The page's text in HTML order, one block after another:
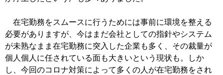
在宅勤務をスムースに行うためには事前に環境を整える
必要がありますが、今はまだ会社としての指針やシステム
が未熟なまま在宅勤務に突入した企業も多く、その裁量が
個人個人に任されている面も大きいという現状も。しか
し、今回のコロナ対策によって多くの人が在宅勤務をされ